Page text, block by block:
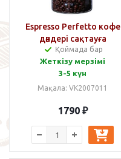
Espresso Perfetto кофе
дәндері сақтауға
арналған банка 800 мл
Қоймада бар
Жеткізу мерзімі
3-5 күн
Мақала: VK2007011
1790 ₽